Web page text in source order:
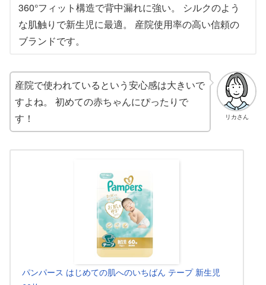
360°フィット構造で背中漏れに強い。 シルクのよう
な肌触りで新生児に最適。 産院使用率の高い信頼の
ブランドです。
リカさん
産院で使われているという安心感は大きいで
すよね。 初めての赤ちゃんにぴったりで
す！
パンパース はじめての肌へのいちばん テープ 新生児